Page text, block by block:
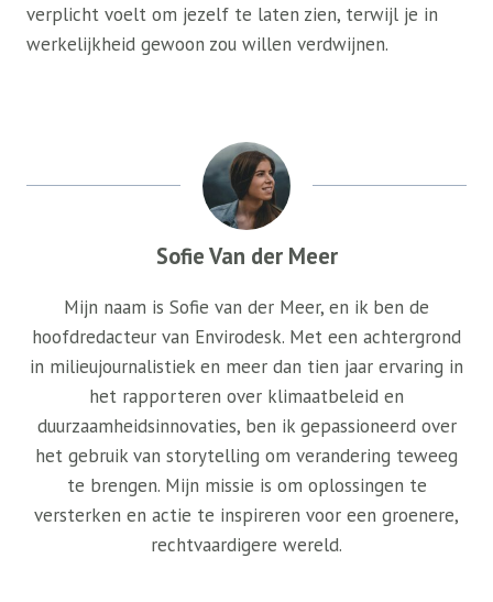
verplicht voelt om jezelf te laten zien, terwijl je in
werkelijkheid gewoon zou willen verdwijnen.
Sofie Van der Meer
Mijn naam is Sofie van der Meer, en ik ben de
hoofdredacteur van Envirodesk. Met een achtergrond
in milieujournalistiek en meer dan tien jaar ervaring in
het rapporteren over klimaatbeleid en
duurzaamheidsinnovaties, ben ik gepassioneerd over
het gebruik van storytelling om verandering teweeg
te brengen. Mijn missie is om oplossingen te
versterken en actie te inspireren voor een groenere,
rechtvaardigere wereld.